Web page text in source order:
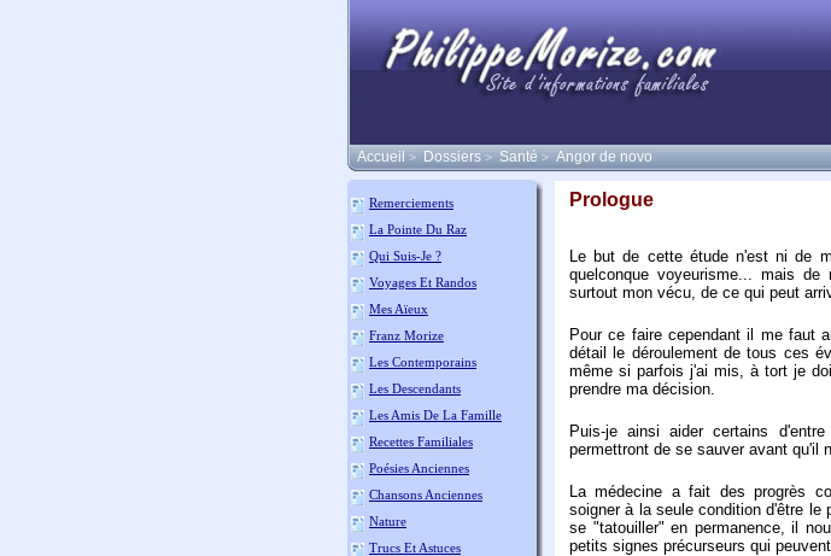
Accueil > Dossiers > Santé > Angor de novo
Remerciements
La Pointe Du Raz
Qui Suis-Je ?
Voyages Et Randos
Mes Aïeux
Franz Morize
Les Contemporains
Les Descendants
Les Amis De La Famille
Recettes Familiales
Poésies Anciennes
Chansons Anciennes
Nature
Trucs Et Astuces
Prologue
Le but de cette étude n'est ni de
quelconque voyeurisme... mais
surtout mon vécu, de ce qui peut
Pour ce faire cependant il me faut
détail le déroulement de tous ces
même si parfois j'ai mis, à tort je
prendre ma décision.
Puis-je ainsi aider certains
permettront de se sauver avant qu'il
La médecine a fait des progrès
soigner à la seule condition d'être
se "tatouiller" en permanence, il
petits signes précurseurs qui